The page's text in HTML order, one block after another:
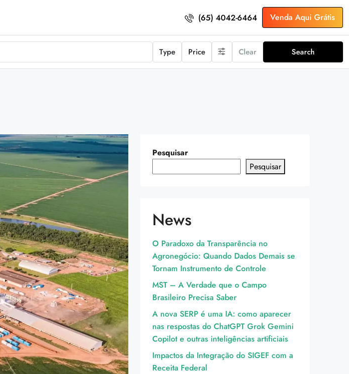
(65) 4042-6464 Venda Aqui Grátis
Type Price Clear Search
Pesquisar
Pesquisar
News
O Paradoxo da Transparência no
Agronegócio: Quando Dados Demais se
Tornam Instrumento de Controle
MST – A Verdade que o Campo
Brasileiro Precisa Saber
A nova SERP é uma IA: como aparecer
nas respostas do ChatGPT Grok Gemini
Copilot e outras inteligências artificiais
Impactos da Integração do SIGEF com a
Receita Federal